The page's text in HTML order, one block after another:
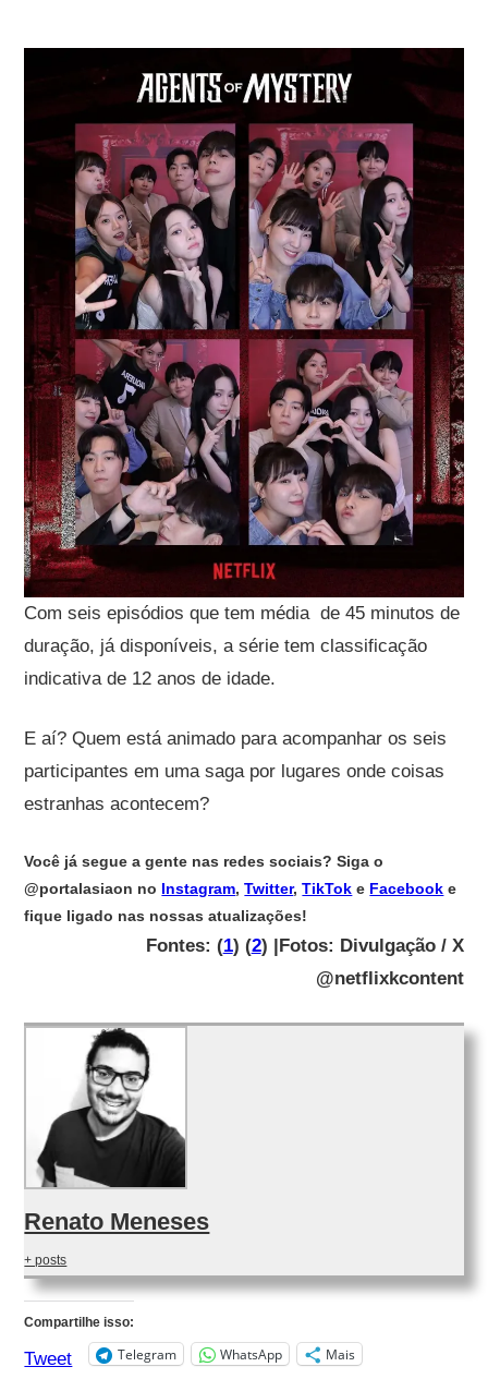
Com seis episódios que tem média de 45 minutos de
duração, já disponíveis, a série tem classificação
indicativa de 12 anos de idade.
E aí? Quem está animado para acompanhar os seis
participantes em uma saga por lugares onde coisas
estranhas acontecem?
Você já segue a gente nas redes sociais? Siga o
@portalasiaon no Instagram,Twitter,TikTok e Facebook e
fique ligado nas nossas atualizações!
Fontes: (1) (2) |Fotos: Divulgação / X
@netflixkcontent
Renato Meneses
+ posts
Compartilhe isso:
Tweet Telegram WhatsApp Mais